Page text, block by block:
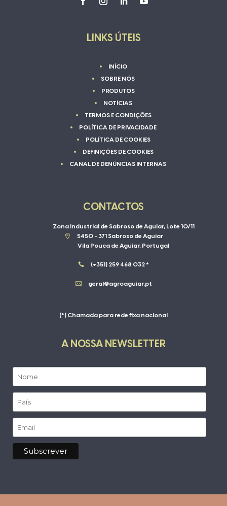
LINKS ÚTEIS
INÍCIO
SOBRE NÓS
PRODUTOS
NOTÍCIAS
TERMOS E CONDIÇÕES
POLÍTICA DE PRIVACIDADE
POLÍTICA DE COOKIES
DEFINIÇÕES DE COOKIES
CANAL DE DENÚNCIAS INTERNAS
CONTACTOS
Zona Industrial de Sabroso de Aguiar, Lote 10/11

5450 - 371 Sabroso de Aguiar
Vila Pouca de Aguiar, Portugal
 (+351) 259 468 032 *
 geral@agroaguiar.pt
(*) Chamada para rede fixa nacional
A NOSSA NEWSLETTER